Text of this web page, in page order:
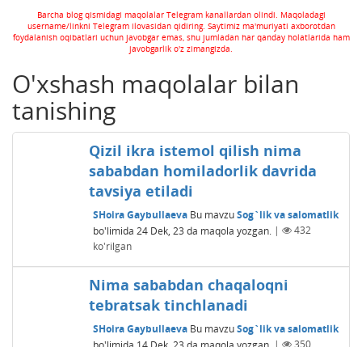
Barcha blog qismidagi maqolalar Telegram kanallardan olindi. Maqoladagi
username/linkni Telegram ilovasidan qidiring. Saytimiz ma'muriyati axborotdan
foydalanish oqibatlari uchun javobgar emas, shu jumladan har qanday holatlarida ham
javobgarlik o'z zimangizda.
O'xshash maqolalar bilan
tanishing
Qizil ikra istemol qilish nima
sababdan homiladorlik davrida
tavsiya etiladi
SHoira Gaybullaeva Bu mavzuSog`lik va salomatlik
bo'limida 24 Dek, 23 da maqola yozgan. |
432
ko'rilgan
Nima sababdan chaqaloqni
tebratsak tinchlanadi
SHoira Gaybullaeva Bu mavzuSog`lik va salomatlik